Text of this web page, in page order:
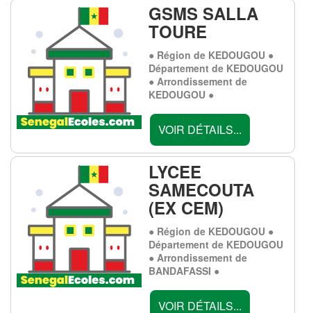
GSMS SALLA
TOURE
● Région de KEDOUGOU ●
Département de KEDOUGOU
● Arrondissement de
KEDOUGOU ●
VOIR DÉTAILS...
LYCEE
SAMECOUTA
(EX CEM)
● Région de KEDOUGOU ●
Département de KEDOUGOU
● Arrondissement de
BANDAFASSI ●
VOIR DÉTAILS...